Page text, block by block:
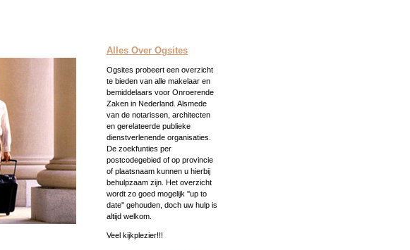
Alles Over Ogsites
Ogsites probeert een overzicht
te bieden van alle makelaar en
bemiddelaars voor Onroerende
Zaken in Nederland. Alsmede
van de notarissen, architecten
en gerelateerde publieke
dienstverlenende organisaties.
De zoekfunties per
postcodegebied of op provincie
of plaatsnaam kunnen u hierbij
behulpzaam zijn. Het overzicht
wordt zo goed mogelijk ''up to
date'' gehouden, doch uw hulp is
altijd welkom.
Veel kijkplezier!!!